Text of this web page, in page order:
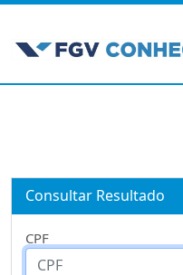
Consultar Resultado
CPF